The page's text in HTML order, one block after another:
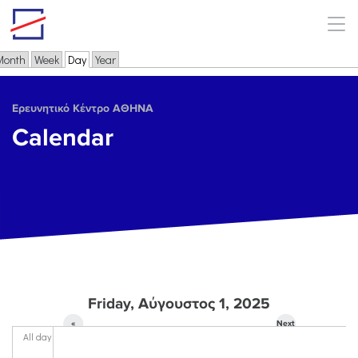
Skip to main content
Primary tabs
Week Day(active tab)
Year
Ερευνητικό Κέντρο ΑΘΗΝΑ
Calendar
Friday, Αύγουστος 1, 2025
«
Next
All day